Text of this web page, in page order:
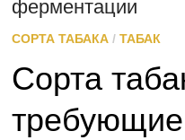
ферментации
СОРТА ТАБАКА/ ТАБАК
Сорта
требующие